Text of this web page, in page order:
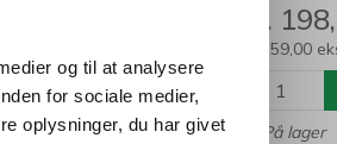
og til at analysere
for sociale medier,
oplysninger, du har givet
Køb nu
Kr.
Kr. 159,00
På lager